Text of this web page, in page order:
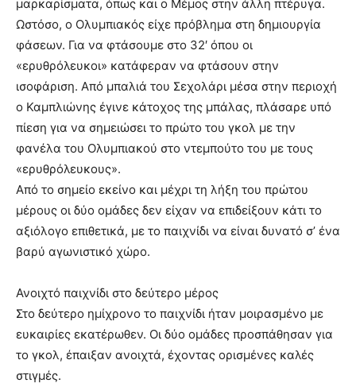
μαρκαρίσματα, όπως και ο Μέμος στην άλλη πτέρυγα.
Ωστόσο, ο Ολυμπιακός είχε πρόβλημα στη δημιουργία
φάσεων. Για να φτάσουμε στο 32′ όπου οι
«ερυθρόλευκοι» κατάφεραν να φτάσουν στην
ισοφάριση. Από μπαλιά του Σεχολάρι μέσα στην περιοχή
ο Καμπλιώνης έγινε κάτοχος της μπάλας, πλάσαρε υπό
πίεση για να σημειώσει το πρώτο του γκολ με την
φανέλα του Ολυμπιακού στο ντεμπούτο του με τους
«ερυθρόλευκους».
Από το σημείο εκείνο και μέχρι τη λήξη του πρώτου
μέρους οι δύο ομάδες δεν είχαν να επιδείξουν κάτι το
αξιόλογο επιθετικά, με το παιχνίδι να είναι δυνατό σ’ ένα
βαρύ αγωνιστικό χώρο.
Ανοιχτό παιχνίδι στο δεύτερο μέρος
Στο δεύτερο ημίχρονο το παιχνίδι ήταν μοιρασμένο με
ευκαιρίες εκατέρωθεν. Οι δύο ομάδες προσπάθησαν για
το γκολ, έπαιξαν ανοιχτά, έχοντας ορισμένες καλές
στιγμές.